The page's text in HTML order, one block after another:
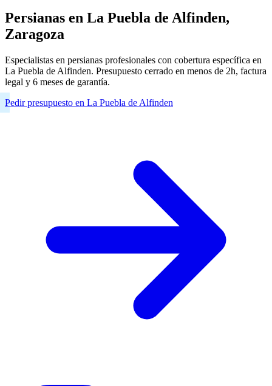
Persianas en La Puebla de Alfinden,
Zaragoza
Especialistas en persianas profesionales con cobertura específica en
La Puebla de Alfinden. Presupuesto cerrado en menos de 2h, factura
legal y 6 meses de garantía.
Pedir presupuesto en La Puebla de Alfinden